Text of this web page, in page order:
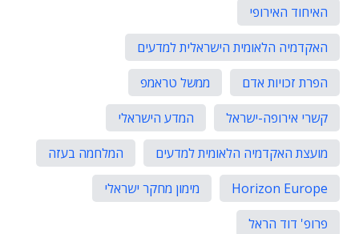
האיחוד האירופי
האקדמיה הלאומית הישראלית למדעים
הפרת זכויות אדם
ממשל טראמפ
קשרי אירופה-ישראל
המדע הישראלי
מועצת האקדמיה הלאומית למדעים
המלחמה בעזה
Horizon Europe
מימון מחקר ישראלי
פרופ' דוד הראל